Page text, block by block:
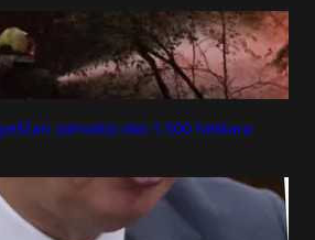
zahvatio oko 1.500 hektara